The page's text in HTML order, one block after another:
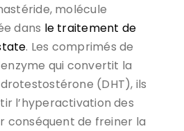
molécule
dans le traitement de
. Les comprimés de
qui convertit la
(DHT), ils
l’hyperactivation des
conséquent de freiner la